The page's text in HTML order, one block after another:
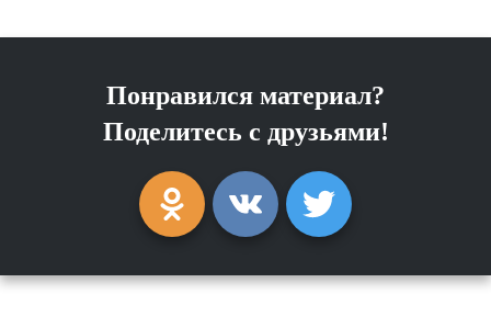
Понравился материал?
Поделитесь с друзьями!